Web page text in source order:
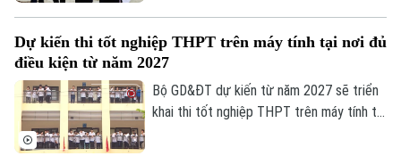
danh sách thí sinh trúng tuyển và phải
công bố điểm chuẩn trước 17 giờ ngày
13/8.
Dự kiến thi tốt nghiệp THPT trên máy tính tại nơi đủ
điều kiện từ năm 2027
Bộ GD&ĐT dự kiến từ năm 2027 sẽ triển
khai thi tốt nghiệp THPT trên máy tính tại